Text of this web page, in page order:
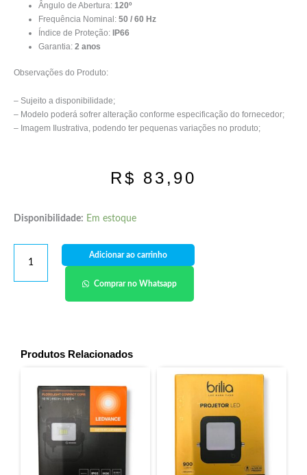
Ângulo de Abertura: 120º
Frequência Nominal: 50 / 60 Hz
Índice de Proteção: IP66
Garantia: 2 anos
Observações do Produto:
– Sujeito a disponibilidade;
– Modelo poderá sofrer alteração conforme especificação do fornecedor;
– Imagem Ilustrativa, podendo ter pequenas variações no produto;
R$ 83,90
Disponibilidade: Em estoque
Adicionar ao carrinho
Comprar no Whatsapp
Produtos Relacionados